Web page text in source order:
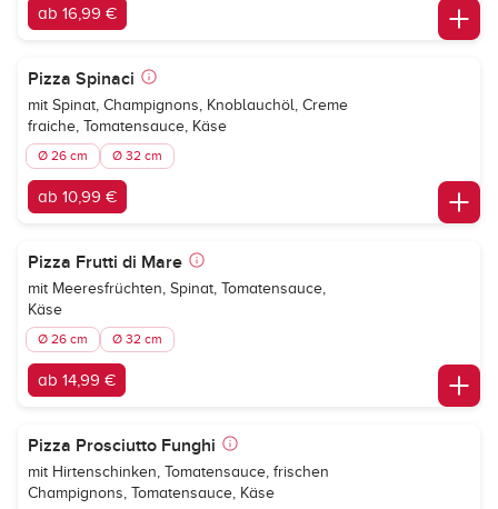
ab 16,99 €
Pizza Spinaci
mit Spinat, Champignons, Knoblauchöl, Creme
fraiche, Tomatensauce, Käse
Ø 26 cm Ø 32 cm
ab 10,99 €
Pizza Frutti di Mare
mit Meeresfrüchten, Spinat, Tomatensauce,
Käse
Ø 26 cm Ø 32 cm
ab 14,99 €
Pizza Prosciutto Funghi
mit Hirtenschinken, Tomatensauce, frischen
Champignons, Tomatensauce, Käse